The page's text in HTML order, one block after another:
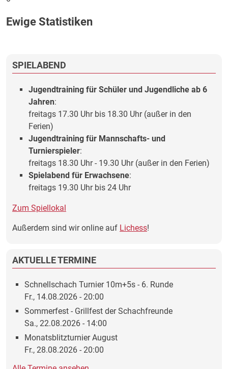
Ewige Statistiken
SPIELABEND
Jugendtraining für Schüler und Jugendliche ab 6
Jahren:
freitags 17.30 Uhr bis 18.30 Uhr (außer in den
Ferien)
Jugendtraining für Mannschafts- und
Turnierspieler:
freitags 18.30 Uhr - 19.30 Uhr (außer in den Ferien)
Spielabend für Erwachsene:
freitags 19.30 Uhr bis 24 Uhr
Zum Spiellokal
Außerdem sind wir online auf Lichess!
AKTUELLE TERMINE
Schnellschach Turnier 10m+5s - 6. Runde
Fr., 14.08.2026 - 20:00
Sommerfest - Grillfest der Schachfreunde
Sa., 22.08.2026 - 14:00
Monatsblitzturnier August
Fr., 28.08.2026 - 20:00